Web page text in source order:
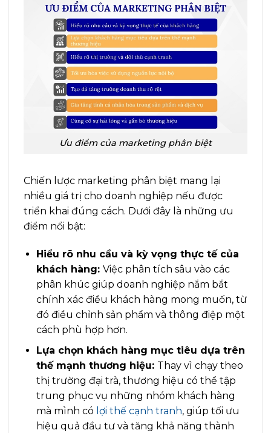
Ưu điểm của marketing phân biệt
Chiến lược marketing phân biệt mang lại
nhiều giá trị cho doanh nghiệp nếu được
triển khai đúng cách. Dưới đây là những ưu
điểm nổi bật:
Hiểu rõ nhu cầu và kỳ vọng thực tế của
khách hàng: Việc phân tích sâu vào các
phân khúc giúp doanh nghiệp nắm bắt
chính xác điều khách hàng mong muốn, từ
đó điều chỉnh sản phẩm và thông điệp một
cách phù hợp hơn.
Lựa chọn khách hàng mục tiêu dựa trên
thế mạnh thương hiệu: Thay vì chạy theo
thị trường đại trà, thương hiệu có thể tập
trung phục vụ những nhóm khách hàng
mà mình có lợi thế cạnh tranh, giúp tối ưu
hiệu quả đầu tư và tăng khả năng thành